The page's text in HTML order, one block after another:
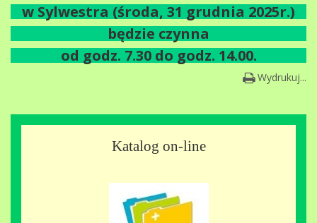
w Sylwestra (środa, 31 grudnia 2025r.)
będzie czynna
od godz. 7.30 do godz. 14.00.
Wydrukuj...
Katalog on-line